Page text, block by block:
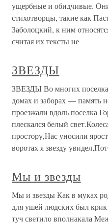
ущербные и обидчивые.
стихотворцы, такие как
Заболоцкий, к ним
считая их тексты не
ЗВЕЗДЫ
ЗВЕЗДЫ Во многих
домах и заборах —
проезжали вдоль поселка
плескался белый
простору,Нас уносили
воротах я звезду
Мы и звезды
Мы и звезды Как в муках
для ушей людских был
туч светило вполнакала